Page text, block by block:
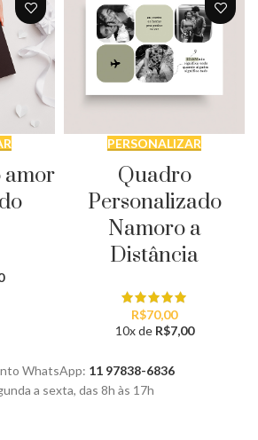
amor
PERSONALIZAR
Quadro
Personalizado
Namoro a
Distância
R$70,00
10x de R$7,00
WhatsApp: 11 97838-6836
a sexta, das 8h às 17h